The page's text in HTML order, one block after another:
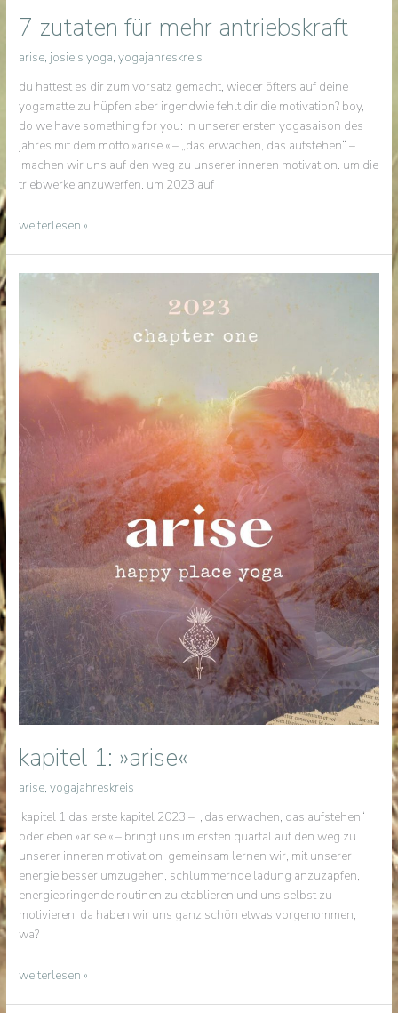
7 zutaten für mehr antriebskraft
arise, josie's yoga,yogajahreskreis
du hattest es dir zum vorsatz gemacht, wieder öfters auf deine
yogamatte zu hüpfen aber irgendwie fehlt dir die motivation? boy,
do we have something for you: in unserer ersten yogasaison des
jahres mit dem motto »arise.« – „das erwachen, das aufstehen“ –
machen wir uns auf den weg zu unserer inneren motivation. um die
triebwerke anzuwerfen. um 2023 auf
7
weiterlesen »
kapitel 1: »arise«
arise,yogajahreskreis
kapitel 1 das erste kapitel 2023 – „das erwachen, das aufstehen“
oder eben »arise.« – bringt uns im ersten quartal auf den weg zu
unserer inneren motivation gemeinsam lernen wir, mit unserer
energie besser umzugehen, schlummernde ladung anzuzapfen,
energiebringende routinen zu etablieren und uns selbst zu
motivieren. da haben wir uns ganz schön etwas vorgenommen,
wa?
kapitel
weiterlesen »